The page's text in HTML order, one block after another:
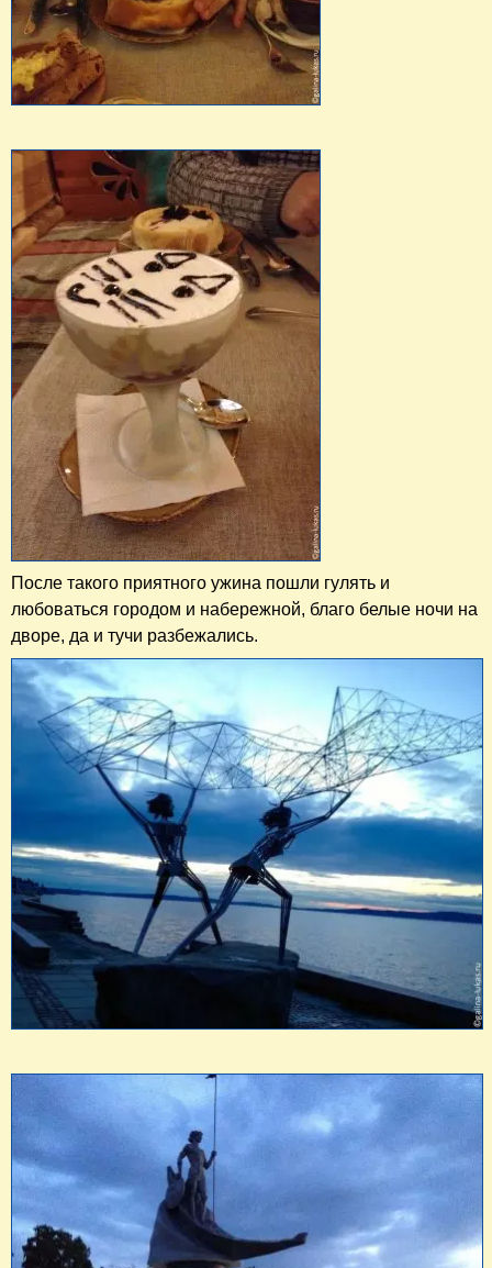
После такого приятного ужина пошли гулять и
любоваться городом и набережной, благо белые ночи на
дворе, да и тучи разбежались.